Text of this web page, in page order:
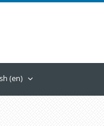
‎(en)‎